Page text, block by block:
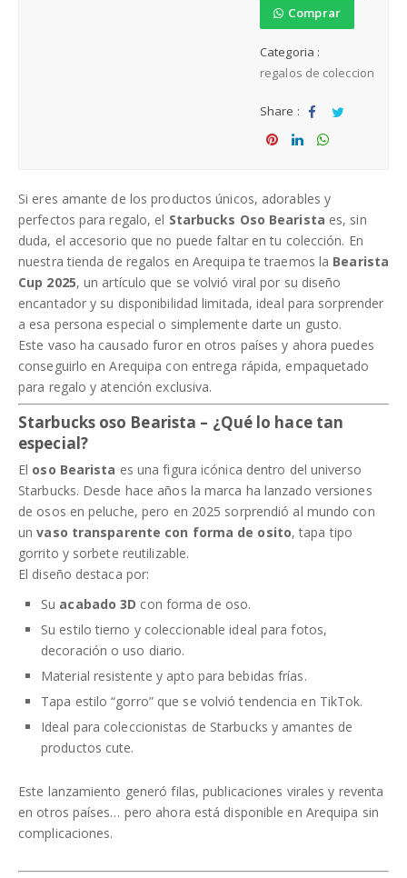
t
o
W
is
li
st
Comprar
Categoria :
regalos de coleccion
Share :
Sha Tw
Si eres amante de los productos únicos, adorables y
perfectos para regalo, el Starbucks Oso Bearista es, sin
duda, el accesorio que no puede faltar en tu colección. En
nuestra tienda de regalos en Arequipa te traemos la Bearista
Cup 2025, un artículo que se volvió viral por su diseño
encantador y su disponibilidad limitada, ideal para sorprender
a esa persona especial o simplemente darte un gusto.
Este vaso ha causado furor en otros países y ahora puedes
conseguirlo en Arequipa con entrega rápida, empaquetado
para regalo y atención exclusiva.
Starbucks oso Bearista – ¿Qué lo hace tan
especial?
El oso Bearista es una figura icónica dentro del universo
Starbucks. Desde hace años la marca ha lanzado versiones
de osos en peluche, pero en 2025 sorprendió al mundo con
unvaso transparente con forma de osito, tapa tipo
gorrito y sorbete reutilizable.
El diseño destaca por:
Su acabado 3D con forma de oso.
Su estilo tierno y coleccionable ideal para fotos,
decoración o uso diario.
Material resistente y apto para bebidas frías.
Tapa estilo “gorro” que se volvió tendencia en TikTok.
Ideal para coleccionistas de Starbucks y amantes de
productos cute.
Este lanzamiento generó filas, publicaciones virales y reventa
en otros países… pero ahora está disponible en Arequipa sin
complicaciones.